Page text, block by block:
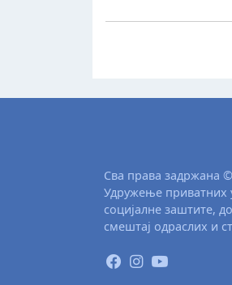
Сва права задржана
Удружење приватних
социјалне заштите,
смештај одраслих и